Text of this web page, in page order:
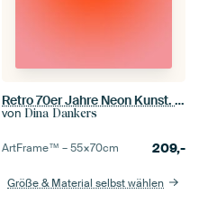
Retro 70er Jahre Neon Kunst. Abstrakter Farbverlauf in Orange und Pink
von Dina Dankers
ArtFrame™ –55×70cm 209,-
Größe & Material selbst wählen